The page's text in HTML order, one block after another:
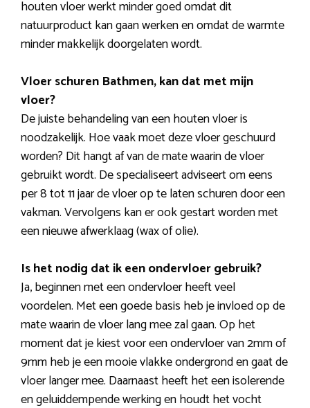
houten vloer werkt minder goed omdat dit
natuurproduct kan gaan werken en omdat de warmte
minder makkelijk doorgelaten wordt.
Vloer schuren Bathmen, kan dat met mijn
vloer?
De juiste behandeling van een houten vloer is
noodzakelijk. Hoe vaak moet deze vloer geschuurd
worden? Dit hangt af van de mate waarin de vloer
gebruikt wordt. De specialiseert adviseert om eens
per 8 tot 11 jaar de vloer op te laten schuren door een
vakman. Vervolgens kan er ook gestart worden met
een nieuwe afwerklaag (wax of olie).
Is het nodig dat ik een ondervloer gebruik?
Ja, beginnen met een ondervloer heeft veel
voordelen. Met een goede basis heb je invloed op de
mate waarin de vloer lang mee zal gaan. Op het
moment dat je kiest voor een ondervloer van 2mm of
9mm heb je een mooie vlakke ondergrond en gaat de
vloer langer mee. Daarnaast heeft het een isolerende
en geluiddempende werking en houdt het vocht